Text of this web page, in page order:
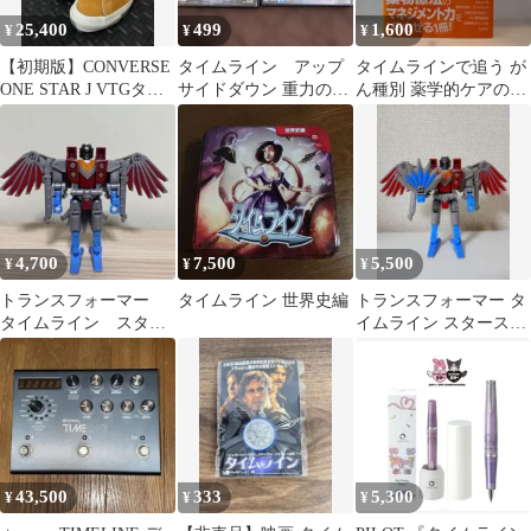
¥ 25,400
【初期版】CONVERSE
ONE STAR J VTGタイ
ムライン2014年製
¥499
タイムライン アップ
サイドダウン 重力の恋
人 DVD
¥1,600
タイムラインで追う が
ん種別 薬学的ケアのポ
イント
¥4,700
トランスフォーマー
タイムライン スター
スクリーム カラス
天狗 日本
¥7,500
タイムライン 世界史編
¥5,500
トランスフォーマー タ
イムライン スタースク
¥43,500 ¥333 ¥ 5,300